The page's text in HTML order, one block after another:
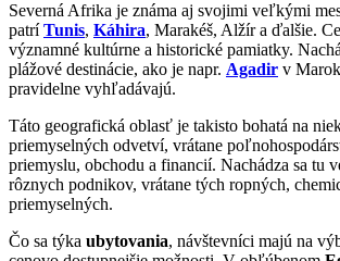
Severná Afrika je známa aj svojimi veľkými
patríTunis, Káhira, Marakéš, Alžír a ďalšie.
významné kultúrne a historické pamiatky.
plážové destinácie, ako je napr. Agadir v
pravidelne vyhľadávajú.
Táto geografická oblasť je takisto bohatá na
priemyselných odvetví, vrátane
priemyslu, obchodu a financií. Nachádza sa tu
rôznych podnikov, vrátane tých ropných,
priemyselných.
Čo sa týka ubytovania, návštevníci majú na